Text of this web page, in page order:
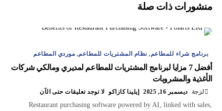
منشورات ذات صلة
برنامج شراء للمطاعم, نظام المشتريات للمطاعم, موردي المطاعم
أفضل 7 مزايا لبرنامج المشتريات للمطاعم لمديري ومالكي شركات
الأغذية والمشروبات
لزجة ديسمبر 16, 2025 إيلينا كازاكو لا توجد تعليقات حتى الآن
Restaurant purchasing software powered by AI, linked with sales,